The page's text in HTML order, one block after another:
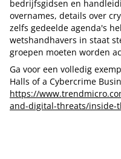
bedrijfsgidsen en
overnames, details over
zelfs gedeelde agenda's
wetshandhavers in staat
groepen moeten worden
Ga voor een volledig
Halls of a Cybercrime
https://
and-digital-threats/inside-